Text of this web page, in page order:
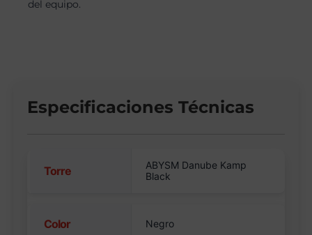
del equipo.
Especificaciones Técnicas
Torre
ABYSM Danube Kamp
Black
Color Negro